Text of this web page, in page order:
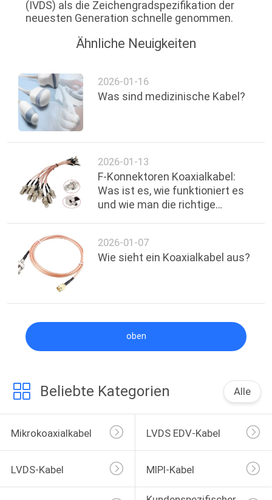
(IVDS) als die Zeichengradspezifikation der
neuesten Generation schnelle genommen.
Ähnliche Neuigkeiten
2026-01-16
Was sind medizinische Kabel?
2026-01-13
F-Konnektoren Koaxialkabel:
Was ist es, wie funktioniert es
und wie man die richtige
2026-01-07
Wie sieht ein Koaxialkabel aus?
oben
Beliebte Kategorien Alle
Mikrokoaxialkabel LVDS EDV-Kabel
LVDS-Kabel MIPI-Kabel